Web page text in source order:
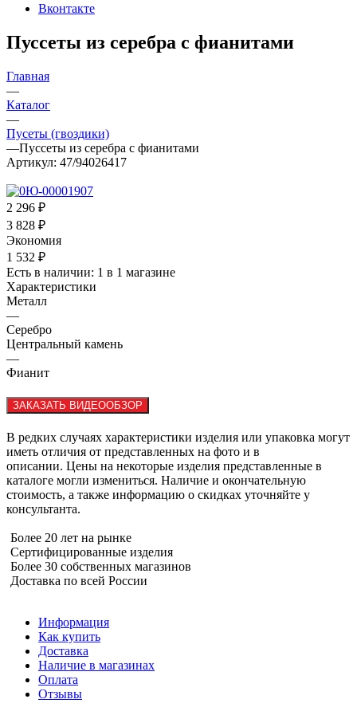
Вконтакте
Пуссеты из серебра с фианитами
Главная
—
Каталог
—
Пусеты (гвоздики)
—Пуссеты из серебра с фианитами
Артикул: 47/94026417
2 296 ₽
3 828 ₽
Экономия
1 532 ₽
Есть в наличии: 1 в 1 магазине
Характеристики
Металл
—
Серебро
Центральный камень
—
Фианит
ЗАКАЗАТЬ ВИДЕООБЗОР
В редких случаях характеристики изделия или упаковка могут
иметь отличия от представленных на фото и в
описании. Цены на некоторые изделия представленные в
каталоге могли измениться. Наличие и окончательную
стоимость, а также информацию о скидках уточняйте у
консультанта.
Более 20 лет на рынке
Сертифицированные изделия
Более 30 собственных магазинов
Доставка по всей России
Информация
Как купить
Доставка
Наличие в магазинах
Оплата
Отзывы